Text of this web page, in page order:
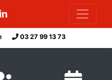
03 27 99 13 73